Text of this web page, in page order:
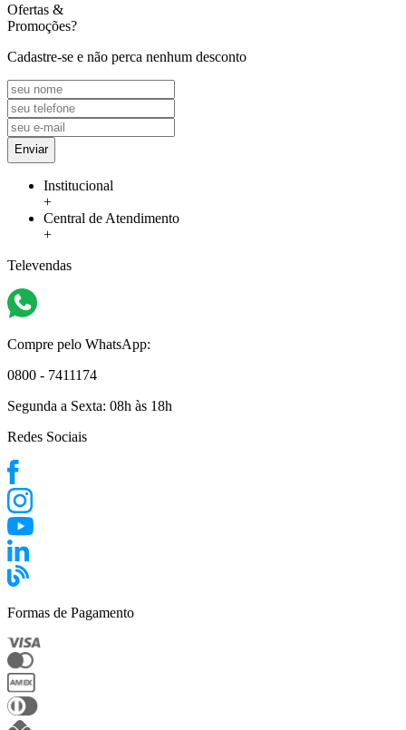
Ofertas &
Promoções?
Cadastre-se e não perca nenhum desconto
Enviar
Institucional
+
Central de Atendimento
+
Televendas
Compre pelo WhatsApp:
0800 - 7411174
Segunda a Sexta: 08h às 18h
Redes Sociais
Formas de Pagamento